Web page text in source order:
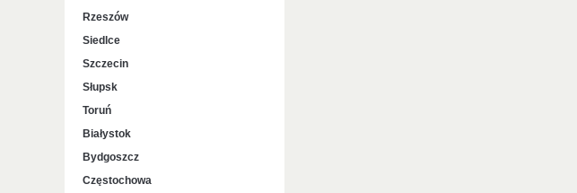
Rzeszów
Siedlce
Szczecin
Słupsk
Toruń
Białystok
Bydgoszcz
Częstochowa